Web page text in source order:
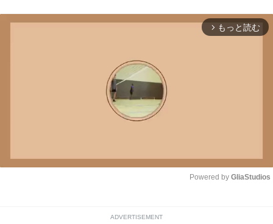
arrow_forward_ios もっと読む
Powered by GliaStudios
ADVERTISEMENT